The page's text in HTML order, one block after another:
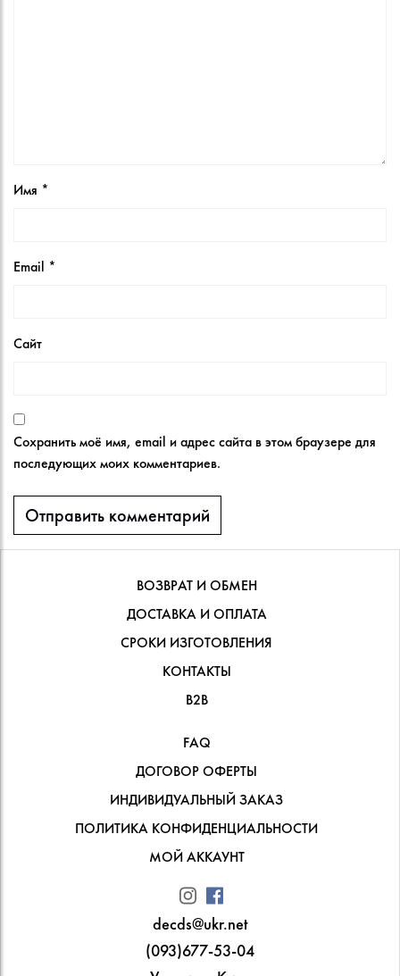
Имя *
Email *
Сайт
Сохранить моё имя, email и адрес сайта в этом браузере для
последующих моих комментариев.
ВОЗВРАТ И ОБМЕН
ДОСТАВКА И ОПЛАТА
СРОКИ ИЗГОТОВЛЕНИЯ
КОНТАКТЫ
В2В
FAQ
ДОГОВОР ОФЕРТЫ
ИНДИВИДУАЛЬНЫЙ ЗАКАЗ
ПОЛИТИКА КОНФИДЕНЦИАЛЬНОСТИ
МОЙ АККАУНТ
decds@ukr.net
(093)677-53-04